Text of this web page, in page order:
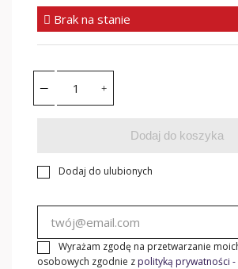
Brak na stanie
Dodaj do koszyka
Dodaj do ulubionych
Wyrażam zgodę na przetwarzanie
osobowych zgodnie z polityką prywatności